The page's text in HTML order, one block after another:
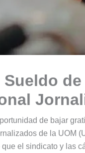
de bajar
de la UOM
el sindicato y las